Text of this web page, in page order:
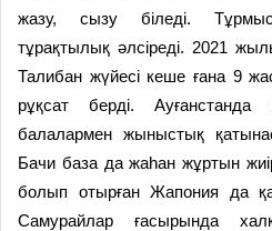
жазу, сызу біледі.
тұрақтылық әлсіреді. 2021
Талибан жүйесі кеше ғана 9
рұқсат берді.
балалармен жыныстық
Бачи база да жаһан жұртын
болып отырған Жапония да
Самурайлар ғасырында